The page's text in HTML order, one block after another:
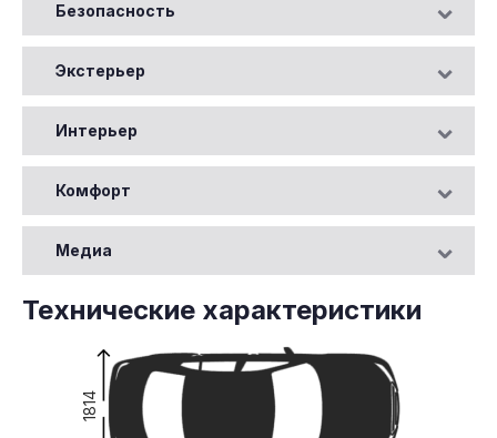
Безопасность
Экстерьер
Интерьер
Комфорт
Медиа
Технические характеристики
1814